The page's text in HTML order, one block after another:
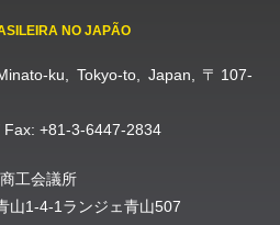
NO JAPÃO
ku, Tokyo-to, Japan, 〒107-
+81-3-6447-2834
工会議所
山1-4-1ランジェ青山507